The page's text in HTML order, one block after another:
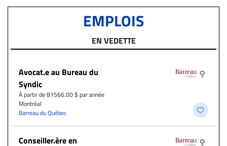
EMPLOIS
EN VEDETTE
Avocat.e au Bureau du
Syndic
À partir de 81566.00 $ par année
Montréal
Barreau du Québec
Conseiller.ère en